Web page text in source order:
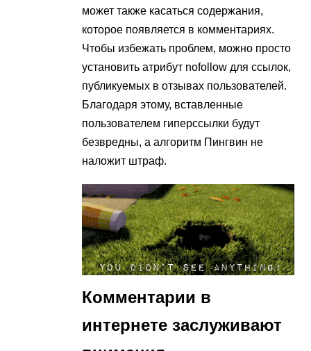
может также касаться содержания,
которое появляется в комментариях.
Чтобы избежать проблем, можно просто
установить атрибут nofollow для ссылок,
публикуемых в отзывах пользователей.
Благодаря этому, вставленные
пользователем гиперссылки будут
безвредны, а алгоритм Пингвин не
наложит штраф.
Комментарии в
интернете заслуживают